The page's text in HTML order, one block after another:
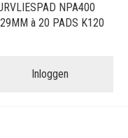
NPA400
à 20 PADS K120
Inloggen